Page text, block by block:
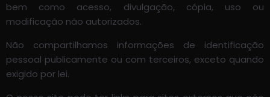
bem como acesso, divulgação, cópia, uso ou
modificação não autorizados.
Não compartilhamos informações de identificação
pessoal publicamente ou com terceiros, exceto quando
exigido por lei.